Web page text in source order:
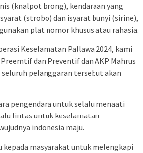
(knalpot brong), kendaraan yang
(strobo) dan isyarat bunyi (sirine),
plat nomor khusus atau rahasia.
Keselamatan Pallawa 2024, kami
dan Preventif dan AKP Mahrus
pelanggaran tersebut akan
pengendara untuk selalu menaati
lintas untuk keselamatan
indonesia maju.
kepada masyarakat untuk melengkapi